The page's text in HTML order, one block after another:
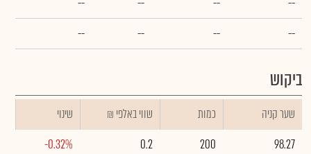
--
--
--
--
ביקוש
שער קניה כמות ₪ שווי באלפי
שינוי
98.27
200
0.2
-0.32%